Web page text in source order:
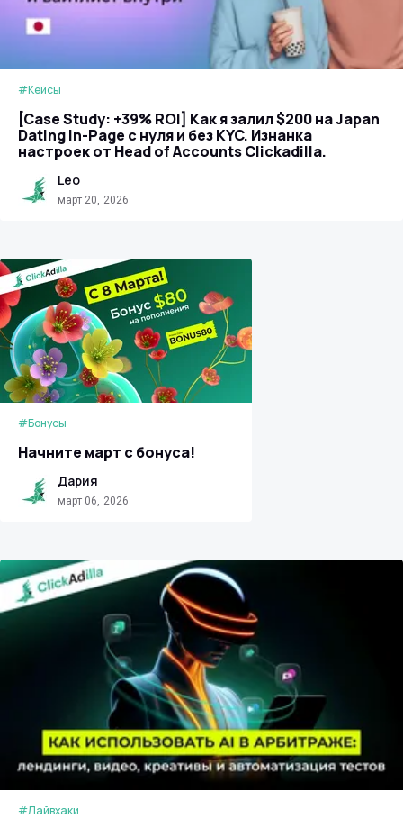
#Кейсы
[Case Study: +39% ROI] Как я залил $200 на Japan
Dating In-Page с нуля и без KYC. Изнанка
настроек от Head of Accounts Clickadilla.
Leo
март 20, 2026
#Бонусы
Начните март с бонуса!
Дария
март 06, 2026
#Лайвхаки